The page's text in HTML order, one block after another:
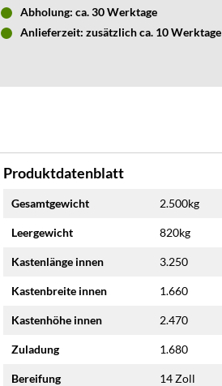
Abholung: ca. 30 Werktage
Anlieferzeit: zusätzlich ca. 10 Werktage
Produktdatenblatt
Informationen
Gesamtgewicht 2.500kg
Leergewicht 820kg
Kastenlänge innen 3.250
Kastenbreite innen 1.660
Kastenhöhe innen 2.470
Zuladung 1.680
Bereifung 14 Zoll